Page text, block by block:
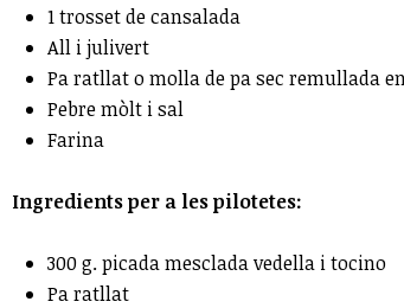
1 trosset de cansalada
All i julivert
Pa ratllat o molla de pa sec remullada
Pebre mòlt i sal
Farina
Ingredients per a les pilotetes:
300 g. picada mesclada vedella i tocino
Pa ratllat